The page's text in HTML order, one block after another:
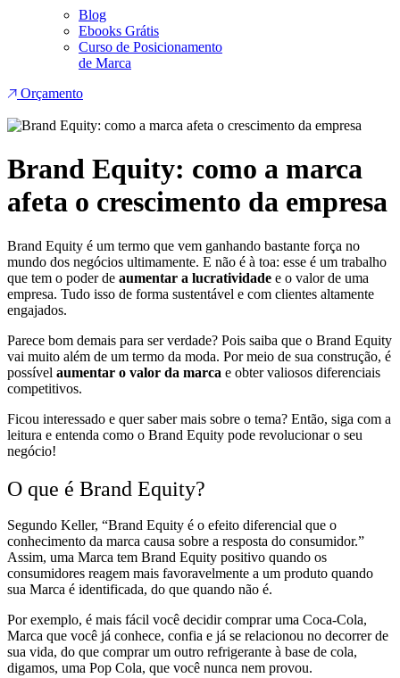
Blog
Ebooks Grátis
Curso de Posicionamento
de Marca
Orçamento
Brand Equity: como a marca
afeta o crescimento da empresa
Brand Equity é um termo que vem ganhando bastante força no
mundo dos negócios ultimamente. E não é à toa: esse é um trabalho
que tem o poder de aumentar a lucratividade e o valor de uma
empresa. Tudo isso de forma sustentável e com clientes altamente
engajados.
Parece bom demais para ser verdade? Pois saiba que o Brand Equity
vai muito além de um termo da moda. Por meio de sua construção, é
possível aumentar o valor da marca e obter valiosos diferenciais
competitivos.
Ficou interessado e quer saber mais sobre o tema? Então, siga com a
leitura e entenda como o Brand Equity pode revolucionar o seu
negócio!
O que é Brand Equity?
Segundo Keller, “Brand Equity é o efeito diferencial que o
conhecimento da marca causa sobre a resposta do consumidor.”
Assim, uma Marca tem Brand Equity positivo quando os
consumidores reagem mais favoravelmente a um produto quando
sua Marca é identificada, do que quando não é.
Por exemplo, é mais fácil você decidir comprar uma Coca-Cola,
Marca que você já conhece, confia e já se relacionou no decorrer de
sua vida, do que comprar um outro refrigerante à base de cola,
digamos, uma Pop Cola, que você nunca nem provou.